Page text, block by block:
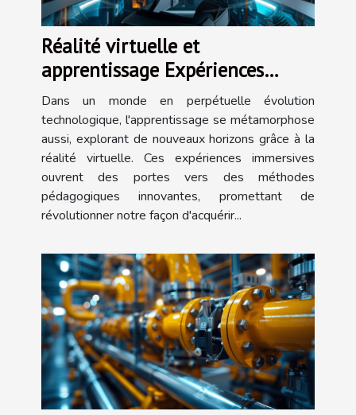
Réalité virtuelle et
apprentissage Expériences
immersives comme outils
pédagogiques de demain
Dans un monde en perpétuelle évolution
technologique, l'apprentissage se métamorphose
aussi, explorant de nouveaux horizons grâce à la
réalité virtuelle. Ces expériences immersives
ouvrent des portes vers des méthodes
pédagogiques innovantes, promettant de
révolutionner notre façon d'acquérir...